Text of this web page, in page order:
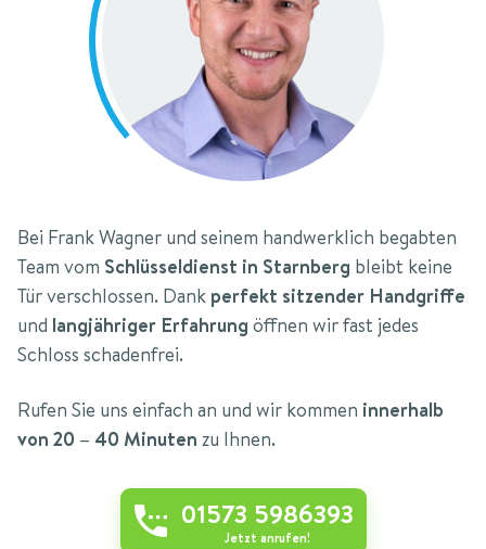
Bei Frank Wagner und seinem handwerklich begabten
Team vom Schlüsseldienst in Starnberg bleibt keine
Tür verschlossen. Dank perfekt sitzender Handgriffe
und langjähriger Erfahrung öffnen wir fast jedes
Schloss schadenfrei.
Rufen Sie uns einfach an und wir kommen innerhalb
von 20 – 40 Minuten zu Ihnen.
01573 5986393
Jetzt anrufen!